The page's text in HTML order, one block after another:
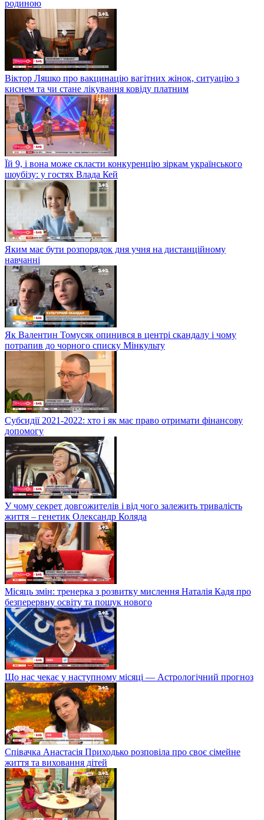
родиною
Віктор Ляшко про вакцинацію вагітних жінок, ситуацію з
киснем та чи стане лікування ковіду платним
Їй 9, і вона може скласти конкуренцію зіркам українського
шоубізу: у гостях Влада Кей
Яким має бути розпорядок дня учня на дистанційному
навчанні
Як Валентин Томусяк опинився в центрі скандалу і чому
потрапив до чорного списку Мінкульту
Субсидії 2021-2022: хто і як має право отримати фінансову
допомогу
У чому секрет довгожителів і від чого залежить тривалість
життя – генетик Олександр Коляда
Місяць змін: тренерка з розвитку мислення Наталія Кадя про
безперервну освіту та пошук нового
Що нас чекає у наступному місяці — Астрологічний прогноз
Співачка Анастасія Приходько розповіла про своє сімейне
життя та виховання дітей